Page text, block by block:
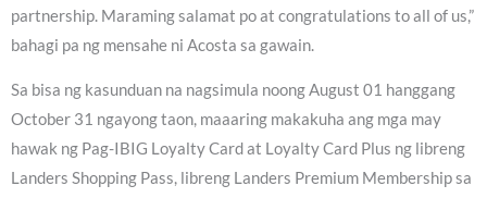
partnership. Maraming salamat po at congratulations to all of us,”
bahagi pa ng mensahe ni Acosta sa gawain.
Sa bisa ng kasunduan na nagsimula noong August 01 hanggang
October 31 ngayong taon, maaaring makakuha ang mga may
hawak ng Pag-IBIG Loyalty Card at Loyalty Card Plus ng libreng
Landers Shopping Pass, libreng Landers Premium Membership sa